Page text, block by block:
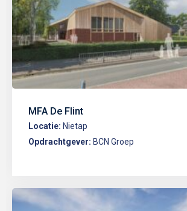
MFA De Flint
Locatie: Nietap
Opdrachtgever: BCN Groep